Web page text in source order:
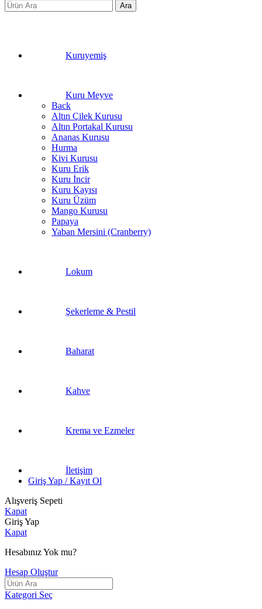
Ara
Kuruyemiş
Kuru Meyve
Back
Altın Çilek Kurusu
Altın Portakal Kurusu
Ananas Kurusu
Hurma
Kivi Kurusu
Kuru Erik
Kuru İncir
Kuru Kayısı
Kuru Üzüm
Mango Kurusu
Papaya
Yaban Mersini (Cranberry)
Lokum
Şekerleme & Pestil
Baharat
Kahve
Krema ve Ezmeler
İletişim
Giriş Yap / Kayıt Ol
Alışveriş Sepeti
Kapat
Giriş Yap
Kapat
Hesabınız Yok mu?
Hesap Oluştur
Kategori Seç